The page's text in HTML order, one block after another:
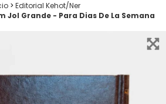
> Editorial Kehot/Ner
Jol Grande - Para Dias De La Semana